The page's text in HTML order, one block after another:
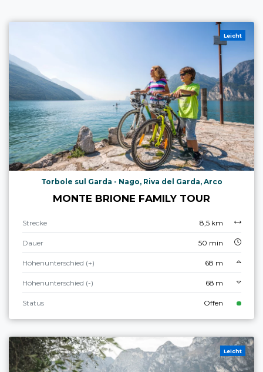
Leicht
Torbole sul Garda - Nago, Riva del Garda, Arco
MONTE BRIONE FAMILY TOUR
Strecke 8,5 km
Dauer 50 min
Höhenunterschied (+) 68 m
Höhenunterschied (-) 68 m
Status Offen
Leicht